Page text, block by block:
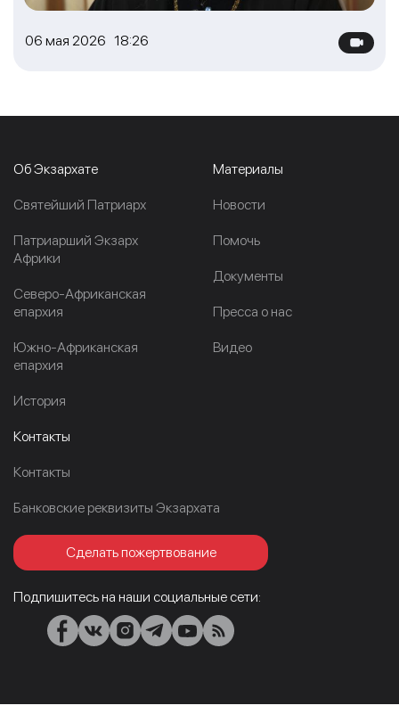
06 мая 2026 18:26
Об Экзархате
Cвятейший Патриарх
Патриарший Экзарх
Африки
Северо-Африканская
епархия
Южно-Африканская
епархия
История
Материалы
Новости
Помочь
Документы
Пресса о нас
Видео
Контакты
Контакты
Банковские реквизиты Экзархата
Сделать пожертвование
Подпишитесь на наши социальные сети: